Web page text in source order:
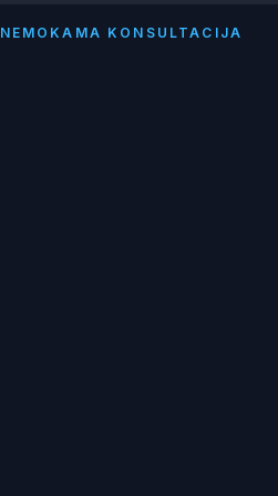
NEMOKAMA KONSULTACIJA